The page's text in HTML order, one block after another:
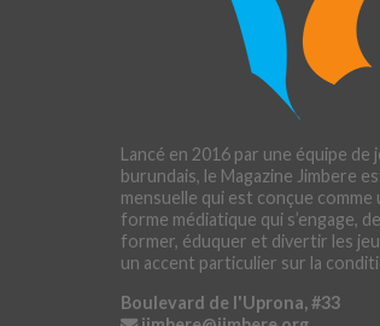
Lancé en 2016 par une équipe de
burundais, le Magazine Jimbere
mensuelle qui est conçue
forme médiatique qui s’engage,
former, éduquer et divertir les
un accent particulier sur la
Boulevard de l'Uprona, #33